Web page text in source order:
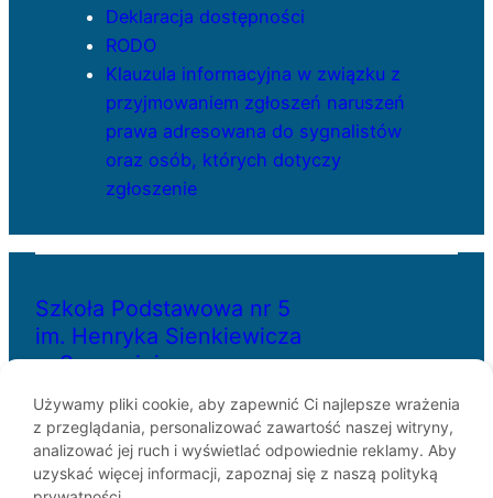
Deklaracja dostępności
RODO
Klauzula informacyjna w związku z
przyjmowaniem zgłoszeń naruszeń
prawa adresowana do sygnalistów
oraz osób, których dotyczy
zgłoszenie
Szkoła Podstawowa nr 5
im. Henryka Sienkiewicza
w Szczecinie
ul. Bł. Królowej Jadwigi 29
70-262 Szczecin
telefon: 91-433-30-07
Używamy pliki cookie, aby zapewnić Ci najlepsze wrażenia
z przeglądania, personalizować zawartość naszej witryny,
analizować jej ruch i wyświetlać odpowiednie reklamy. Aby
uzyskać więcej informacji, zapoznaj się z naszą polityką